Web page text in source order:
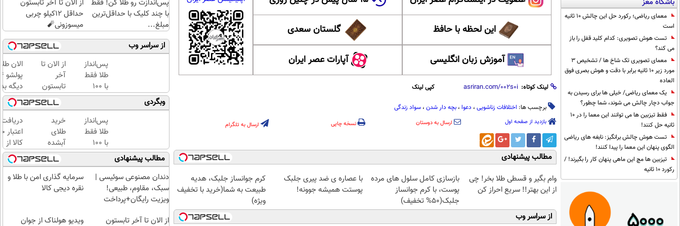
معمای ریاضی؛ رکورد حل این چالش 10 ثانیه
است
تست هوش تصویری: کدام کلید قفل را باز
می کند؟
معمای تصویری تک شاخ ها / تشخیص 3
مورد زیر 10 ثانیه برابر با دقت و هوش بصری فوق
العاده
یک معمای ریاضی/ خیلی ها برای رسیدن به
جواب دچار چالش می شوند، شما چطور؟
فقط تیزبین ها می توانند این معما را در 10
ثانیه حل کنند!
تست هوش چالش برانگیز: نابغه های ریاضی
الگوی پنهان این معما را پیدا کنند!
تیزبین ها مچ این ماهی پنهان کار را بگیرند! /
رکورد 10 ثانیه
این لحظه با حافظ گلستان سعدی
آموزش زبان انگلیسی آپارات عصر ایران
لینک کوتاه: کپی لینک
برچسب ها: اختلافات زناشویی ، دعوا ، بچه دار شدن ، سواد زندگی
بازدید از صفحه اول ارسال به دوستان نسخه چاپی ارسال به تلگرام
مطالب پیشنهادی
وام بگیر و قسطی طلا بخر! چی
از این بهتر!! سریع احراز کن
بازسازی کامل سلول های مرده
پوست، با کرم جوانساز
جلبک(50% تخفیف)
با عصاره ی ضد پیری جلبک
پوستت همیشه جوونه!
کرم جوانساز جلبک، هدیه
طبیعت به شما(خرید با تخفیف
ویژه)
از سراسر وب
پس‌اندازت رو طلا کن! فقط
با چند کلیک با حداقل‌ترین
مبلغ...
از الان تا آخر تابستون
حداقل 12کیلو چربی
میسوزونی🧨
از سراسر وب
پس‌انداز
طلا فقط
با ۱۰۰
هزارتومان
(امن و
راحت)
از الان تا
آخر
تابستون
حداقل
12کیلو
چربی
میسوزونی
🧨
الان
دیگه
طلا با
بی‌بهره
وبگردی
پس‌انداز
طلا فقط
با ۱۰۰
هزارتومان
(امن و
راحت)
خرید
طلای
آبشده
حتی با
۱۰۰هزارتومان
دریافت
اعتبار
کالا از
ضامن،
بهره)
مطالب پیشنهادی
دندان مصنوعی سوئیسی |
سبک، مقاوم، طبیعی!
ویزیت رایگان+پرداخت
سرمایه گذاری امن با طلا و
نقره دیجی کالا
از الان تا آخر تابستون
ویدیو هولناک از جوان